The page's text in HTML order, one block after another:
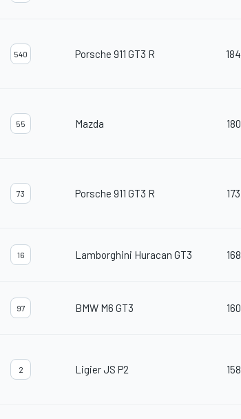
540 Porsche 911 GT3 R 184
55 Mazda 180
73 Porsche 911 GT3 R 173
16 Lamborghini Huracan GT3 168
97 BMW M6 GT3 160
2 Ligier JS P2 158